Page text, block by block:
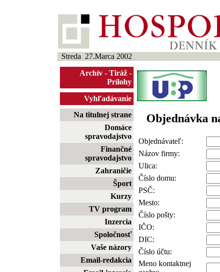
Streda 27.Marca 2002
Archív - Tiráž -
Prílohy
Vyhľadávanie
Na titulnej strane
Domáce
spravodajstvo
Finančné
spravodajstvo
Zahraničie
Šport
Kurzy
TV program
Inzercia
Spoločnosť
Vaše názory
Email-redakcia
Objednávka
Objednávateľ:
Názov firmy:
Ulica:
Číslo domu:
PSČ:
Mesto:
Číslo pošty:
IČO:
DIC:
Číslo účtu:
Meno kontaktnej